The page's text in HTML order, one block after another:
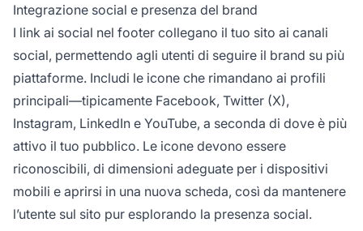
Integrazione social e presenza del brand
I link ai social nel footer collegano il tuo sito ai canali
social, permettendo agli utenti di seguire il brand su più
piattaforme. Includi le icone che rimandano ai profili
principali—tipicamente Facebook, Twitter (X),
Instagram, LinkedIn e YouTube, a seconda di dove è più
attivo il tuo pubblico. Le icone devono essere
riconoscibili, di dimensioni adeguate per i dispositivi
mobili e aprirsi in una nuova scheda, così da mantenere
l’utente sul sito pur esplorando la presenza social.